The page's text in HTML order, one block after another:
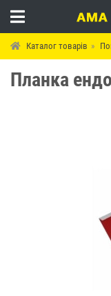
Каталог товарів
Планка